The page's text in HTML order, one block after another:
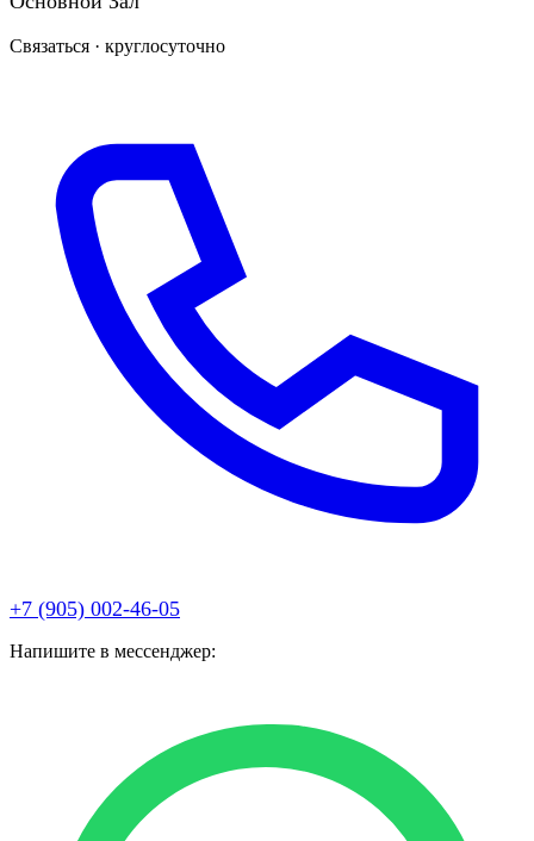
Связаться · круглосуточно
+7 (905) 002-46-05
Напишите в мессенджер: